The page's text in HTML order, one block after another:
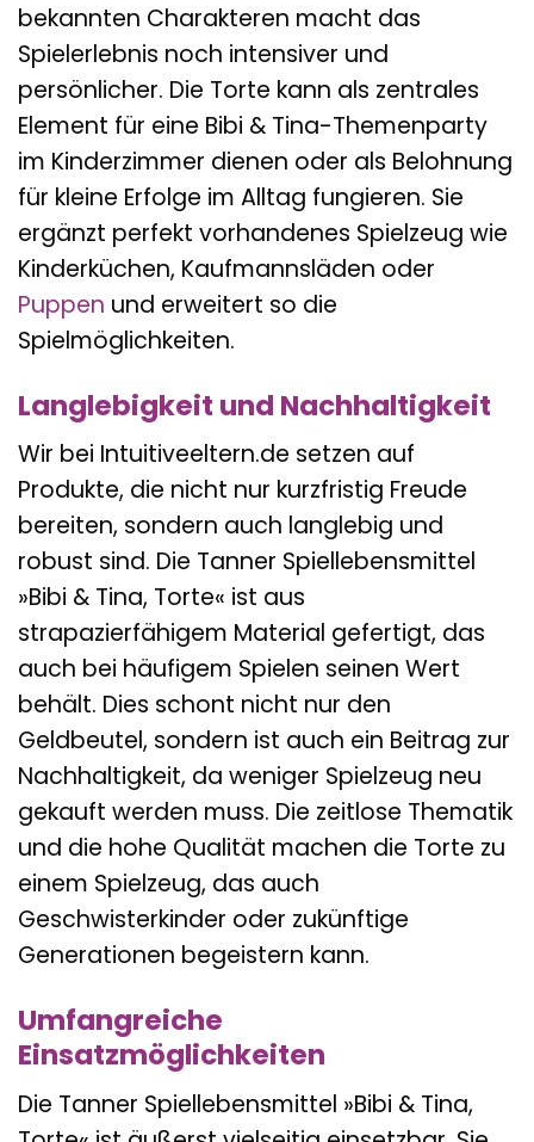
bekannten Charakteren macht das
Spielerlebnis noch intensiver und
persönlicher. Die Torte kann als zentrales
Element für eine Bibi & Tina-Themenparty
im Kinderzimmer dienen oder als Belohnung
für kleine Erfolge im Alltag fungieren. Sie
ergänzt perfekt vorhandenes Spielzeug wie
Kinderküchen, Kaufmannsläden oder
Puppen und erweitert so die
Spielmöglichkeiten.
Langlebigkeit und Nachhaltigkeit
Wir bei Intuitiveeltern.de setzen auf
Produkte, die nicht nur kurzfristig Freude
bereiten, sondern auch langlebig und
robust sind. Die Tanner Spiellebensmittel
»Bibi & Tina, Torte« ist aus
strapazierfähigem Material gefertigt, das
auch bei häufigem Spielen seinen Wert
behält. Dies schont nicht nur den
Geldbeutel, sondern ist auch ein Beitrag zur
Nachhaltigkeit, da weniger Spielzeug neu
gekauft werden muss. Die zeitlose Thematik
und die hohe Qualität machen die Torte zu
einem Spielzeug, das auch
Geschwisterkinder oder zukünftige
Generationen begeistern kann.
Umfangreiche
Einsatzmöglichkeiten
Die Tanner Spiellebensmittel »Bibi & Tina,